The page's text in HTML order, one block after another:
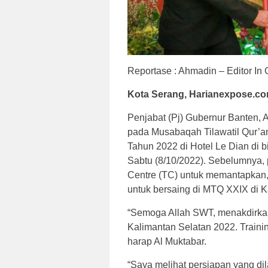
Reportase : Ahmadin – Editor In
Kota Serang,
Penjabat (Pj) Gubernur Banten,
pada Musabaqah Tilawatil
Tahun 2022 di Hotel Le Dian di
Sabtu (8/10/2022).
Centre (TC) untuk
untuk bersaing di MTQ XXIX di
“Semoga Allah SWT,
Kalimantan Selatan 2022.
harap Al Muktabar.
“Saya melihat persiapan yang